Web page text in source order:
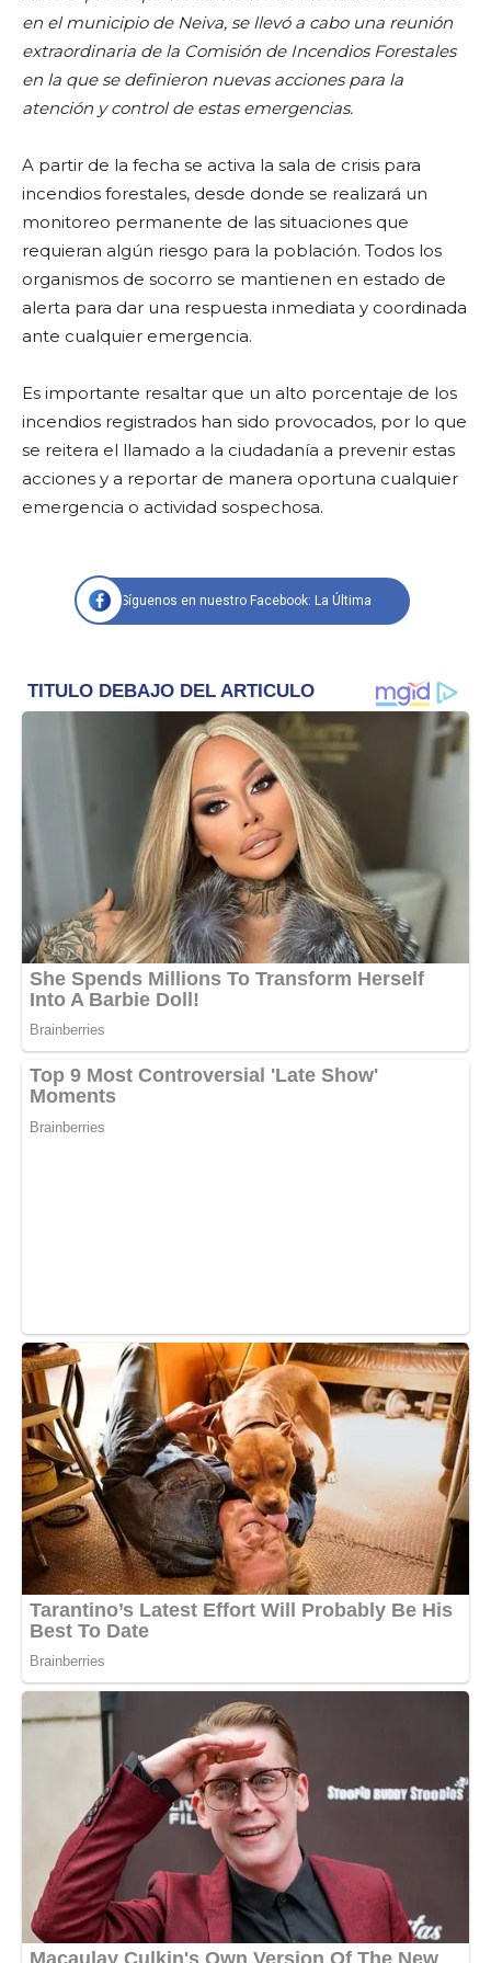
en el municipio de Neiva, se llevó a cabo una reunión
extraordinaria de la Comisión de Incendios Forestales
en la que se definieron nuevas acciones para la
atención y control de estas emergencias.
A partir de la fecha se activa la sala de crisis para
incendios forestales, desde donde se realizará un
monitoreo permanente de las situaciones que
requieran algún riesgo para la población. Todos los
organismos de socorro se mantienen en estado de
alerta para dar una respuesta inmediata y coordinada
ante cualquier emergencia.
Es importante resaltar que un alto porcentaje de los
incendios registrados han sido provocados, por lo que
se reitera el llamado a la ciudadanía a prevenir estas
acciones y a reportar de manera oportuna cualquier
emergencia o actividad sospechosa.
Síguenos en nuestro Facebook: La Última